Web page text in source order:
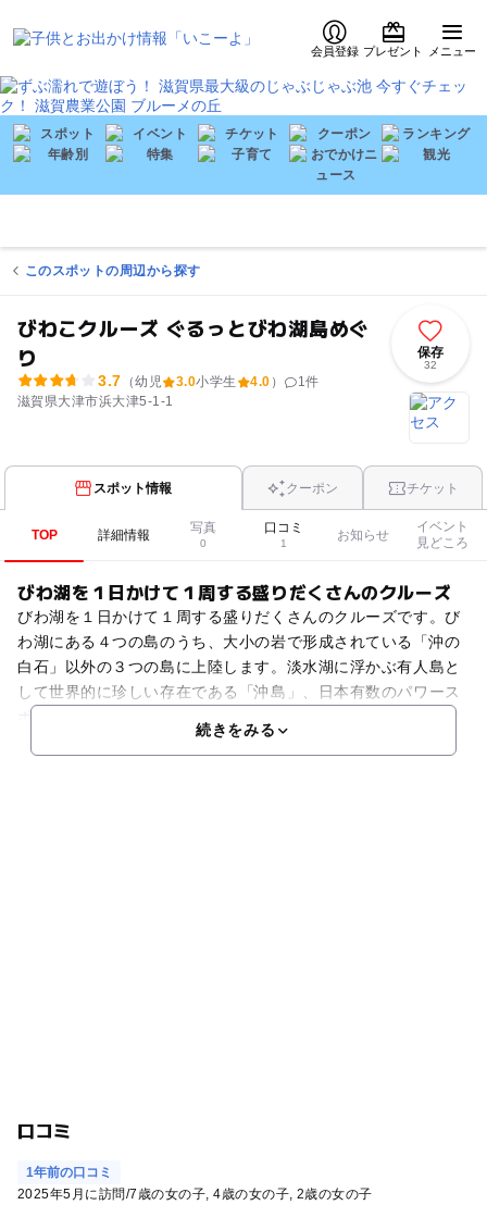
会員登録 プレゼント メニュー
このスポットの周辺から探す
びわこクルーズ ぐるっとびわ湖島めぐ
り
3.7 （幼児 3.0小学生 4.0 ） 1件
滋賀県大津市浜大津5-1-1
保存
32
スポット情報 クーポン チケット
TOP 詳細情報 写真
0
口コミ
1
お知らせ
イベント
見どころ
びわ湖を１日かけて１周する盛りだくさんのクルーズ
びわ湖を１日かけて１周する盛りだくさんのクルーズです。び
わ湖にある４つの島のうち、大小の岩で形成されている「沖の
白石」以外の３つの島に上陸します。淡水湖に浮かぶ有人島と
して世界的に珍しい存在である「沖島」、日本有数のパワース
続きをみる
口コミ
1年前の口コミ
2025年5月に訪問/7歳の女の子 4歳の女の子 2歳の女の子